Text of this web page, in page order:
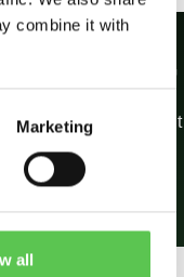
combine it with
Marketing
all
200+
Anställda globalt